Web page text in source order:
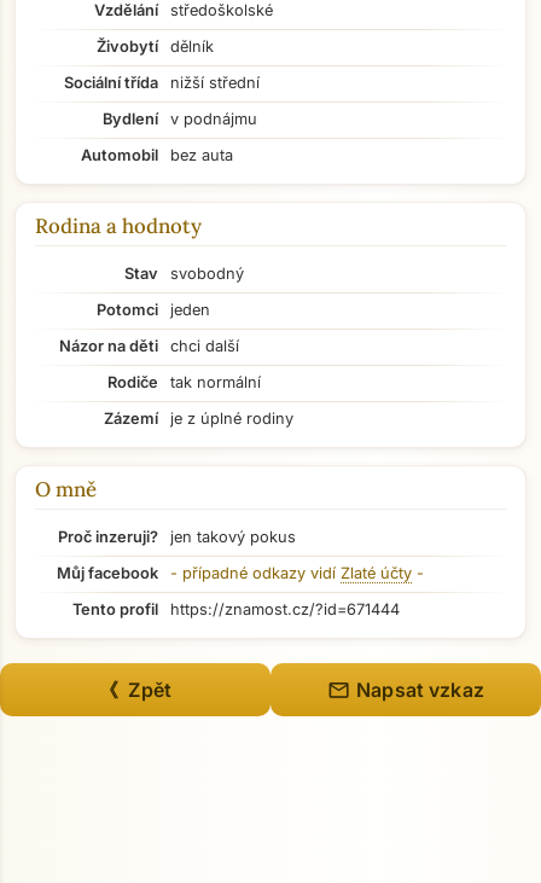
Vzdělání
středoškolské
Živobytí
dělník
Sociální třída
nižší střední
Bydlení
v podnájmu
Automobil
bez auta
Rodina a hodnoty
Stav
svobodný
Potomci
jeden
Názor na děti
chci další
Rodiče
tak normální
Zázemí
je z úplné rodiny
O mně
Proč inzeruji?
jen takový pokus
Můj facebook
- případné odkazy vidí Zlaté účty -
Tento profil
https://znamost.cz/?id=671444
《 Zpět mail Napsat vzkaz